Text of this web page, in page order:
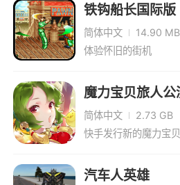
铁钩船长国际版
简体中文
14.90 MB
体验怀旧的街机
魔力宝贝旅人公
简体中文
2.73 GB
快手发行新的魔力宝
汽车人英雄